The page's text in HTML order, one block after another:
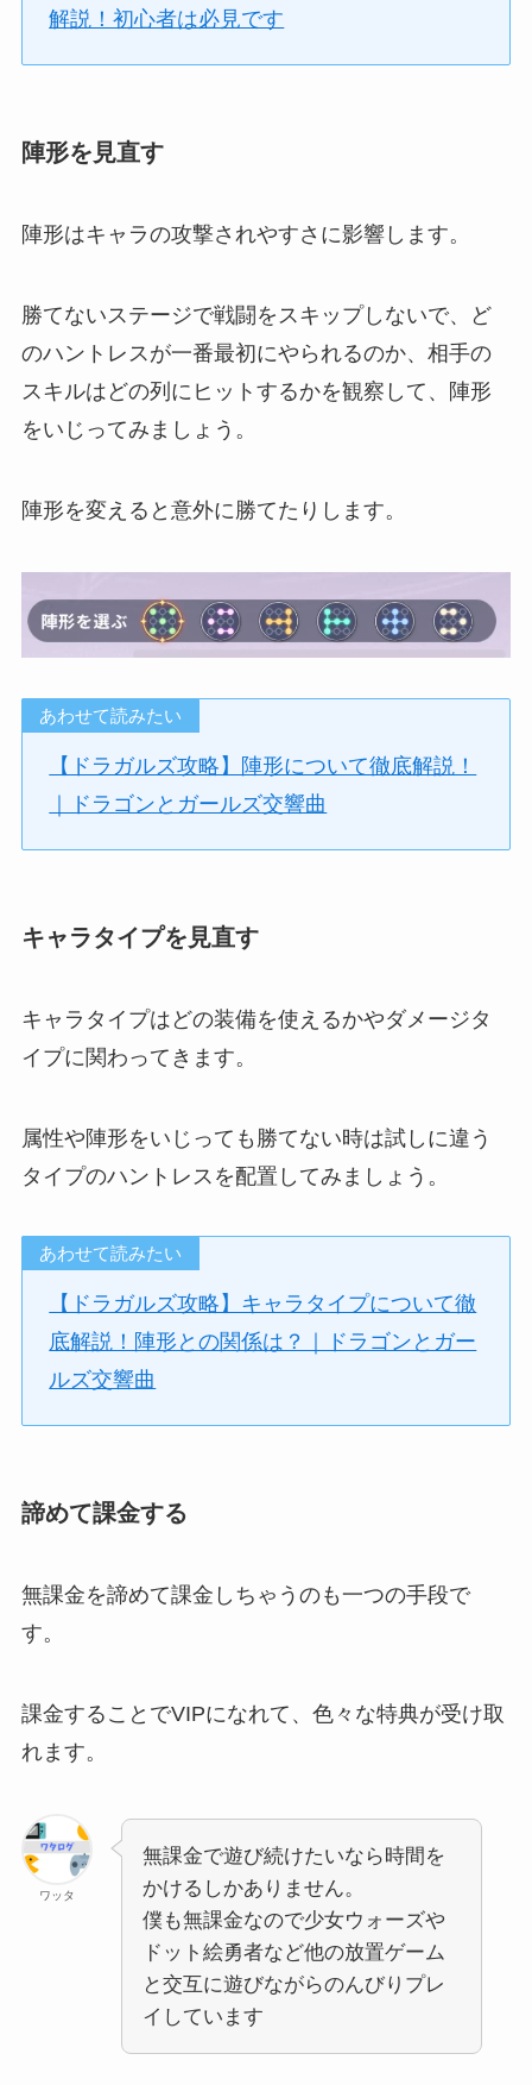
解説！初心者は必見です
陣形を見直す
陣形はキャラの攻撃されやすさに影響します。
勝てないステージで戦闘をスキップしないで、ど
のハントレスが一番最初にやられるのか、相手の
スキルはどの列にヒットするかを観察して、陣形
をいじってみましょう。
陣形を変えると意外に勝てたりします。
あわせて読みたい
【ドラガルズ攻略】陣形について徹底解説！
｜ドラゴンとガールズ交響曲
キャラタイプを見直す
キャラタイプはどの装備を使えるかやダメージタ
イプに関わってきます。
属性や陣形をいじっても勝てない時は試しに違う
タイプのハントレスを配置してみましょう。
あわせて読みたい
【ドラガルズ攻略】キャラタイプについて徹
底解説！陣形との関係は？｜ドラゴンとガー
ルズ交響曲
諦めて課金する
無課金を諦めて課金しちゃうのも一つの手段で
す。
課金することでVIPになれて、色々な特典が受け取
れます。
ワッタ
無課金で遊び続けたいなら時間を
かけるしかありません。
僕も無課金なので少女ウォーズや
ドット絵勇者など他の放置ゲーム
と交互に遊びながらのんびりプレ
イしています